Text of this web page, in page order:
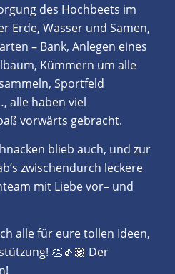
des Hochbeets im
Erde, Wasser und Samen,
– Bank, Anlegen eines
Kümmern um alle
Sportfeld
alle haben viel
vorwärts gebracht.
blieb auch, und zur
zwischendurch leckere
mit Liebe vor– und
alle für eure tollen Ideen,
👏👍🏽 Der